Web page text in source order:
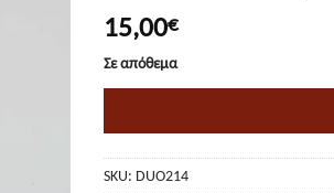
15,00€
Σε απόθεμα
SKU: DUO214